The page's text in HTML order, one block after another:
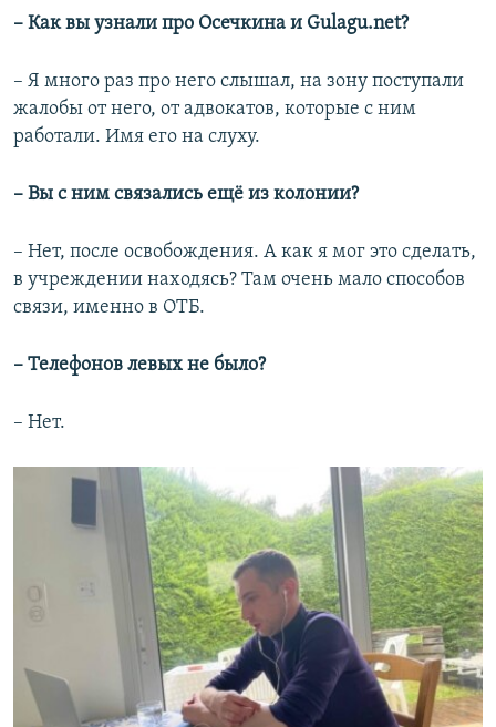
– Как вы узнали про Осечкина и Gulagu.net?
– Я много раз про него слышал, на зону поступали
жалобы от него, от адвокатов, которые с ним
работали. Имя его на слуху.
– Вы с ним связались ещё из колонии?
– Нет, после освобождения. А как я мог это сделать,
в учреждении находясь? Там очень мало способов
связи, именно в ОТБ.
– Телефонов левых не было?
– Нет.